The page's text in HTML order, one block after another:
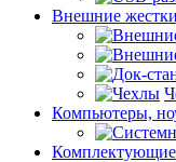
Внешние
Компьютеры,